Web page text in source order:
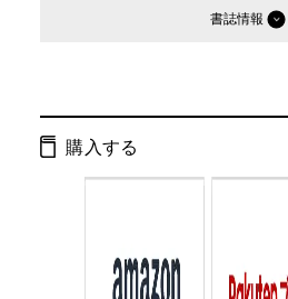
書誌情報
ISBN：
判型：
購入する